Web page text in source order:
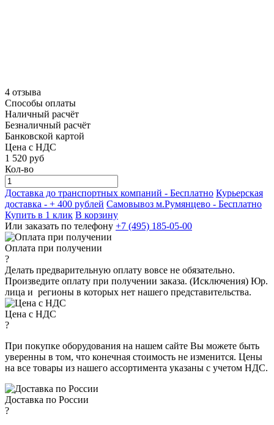
4 отзыва
Способы оплаты
Наличный расчёт
Безналичный расчёт
Банковской картой
Цена с НДС
1 520 руб
Кол-во
Доставка до транспортных компаний - Бесплатно Курьерская
доставка - + 400 рублей Самовывоз м.Румянцево - Бесплатно
Купить в 1 клик В корзину
Или заказать по телефону +7 (495) 185-05-00
Оплата при получении
?
Делать предварительную оплату вовсе не обязательно.
Произведите оплату при получении заказа. (Исключения) Юр.
лица и регионы в которых нет нашего представительства.
Цена с НДС
?
При покупке оборудования на нашем сайте Вы можете быть
уверенны в том, что конечная стоимость не изменится. Цены
на все товары из нашего ассортимента указаны с учетом НДС.
Доставка по России
?